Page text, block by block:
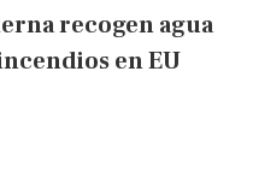
recogen agua
en EU